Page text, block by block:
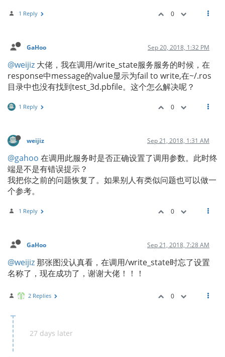
1 Reply 0
GaHoo Sep 20, 2018, 1:32 PM
@weijiz 大佬，我在调用/write_state服务服务的时候，在
response中message的value显示为fail to write,在~/.ros
目录中也没有找到test_3d.pbfile。这个怎么解决呢？
1 Reply 0
weijiz Sep 21, 2018, 1:31 AM
@gahoo 在调用此服务时是否正确设置了调用参数。此时终
端是不是有错误提示？
我把你之前的问题恢复了。如果别人有类似问题也可以做一
个参考。
1 Reply 0
GaHoo Sep 21, 2018, 7:28 AM
@weijiz那张图没认真看，在调用/write_state时忘了设置
名称了，现在成功了，谢谢大佬！！！
2 Replies 0
27 days later